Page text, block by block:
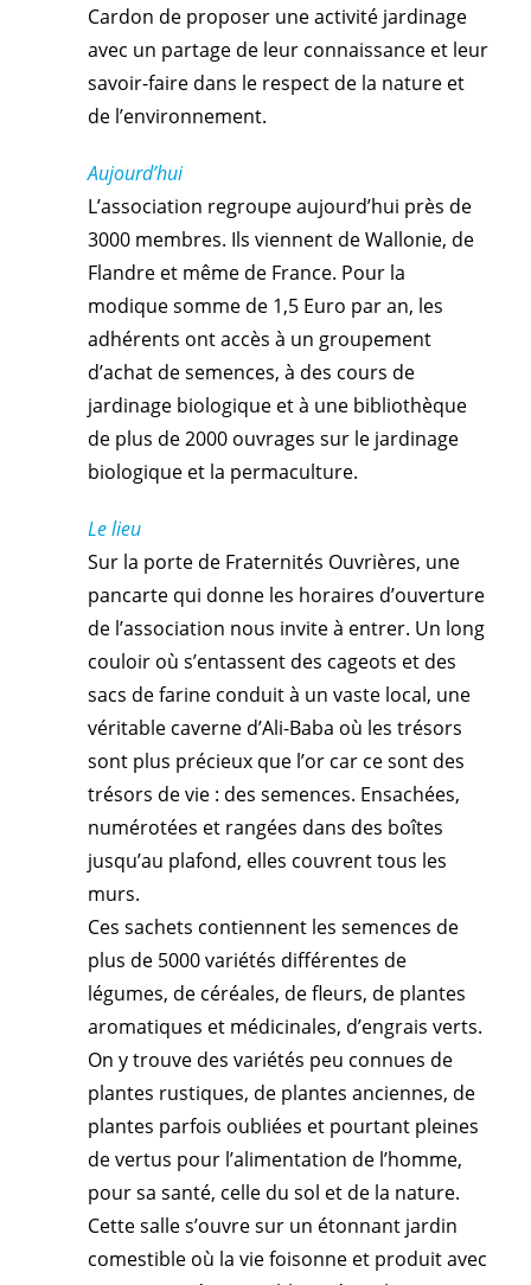
Cardon de proposer une activité jardinage
avec un partage de leur connaissance et leur
savoir-faire dans le respect de la nature et
de l’environnement.
Aujourd’hui
L’association regroupe aujourd’hui près de
3000 membres. Ils viennent de Wallonie, de
Flandre et même de France. Pour la
modique somme de 1,5 Euro par an, les
adhérents ont accès à un groupement
d’achat de semences, à des cours de
jardinage biologique et à une bibliothèque
de plus de 2000 ouvrages sur le jardinage
biologique et la permaculture.
Le lieu
Sur la porte de Fraternités Ouvrières, une
pancarte qui donne les horaires d’ouverture
de l’association nous invite à entrer. Un long
couloir où s’entassent des cageots et des
sacs de farine conduit à un vaste local, une
véritable caverne d’Ali-Baba où les trésors
sont plus précieux que l’or car ce sont des
trésors de vie : des semences. Ensachées,
numérotées et rangées dans des boîtes
jusqu’au plafond, elles couvrent tous les
murs.
Ces sachets contiennent les semences de
plus de 5000 variétés différentes de
légumes, de céréales, de fleurs, de plantes
aromatiques et médicinales, d’engrais verts.
On y trouve des variétés peu connues de
plantes rustiques, de plantes anciennes, de
plantes parfois oubliées et pourtant pleines
de vertus pour l’alimentation de l’homme,
pour sa santé, celle du sol et de la nature.
Cette salle s’ouvre sur un étonnant jardin
comestible où la vie foisonne et produit avec